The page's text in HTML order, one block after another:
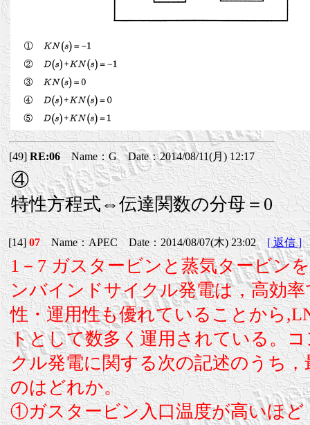
[49]RE:06Name：G Date：2014/08/11(月) 12:17
④
特性方程式⇔伝達関数の分母＝0
[14]07Name：APEC Date：2014/08/07(木) 23:02[ 返信 ]
1－7 ガスタービンと蒸気タービン
ンバインドサイクル発電は，高効
性・運用性も優れていることから
トとして数多く運用されている。
クル発電に関する次の記述のうち
のはどれか。
①ガスタービン入口温度が高いほど